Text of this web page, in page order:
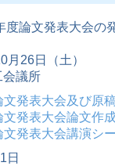
論文発表大会の
26日（土）
議所
発表大会及び原
発表大会論文作
発表大会講演シ
日